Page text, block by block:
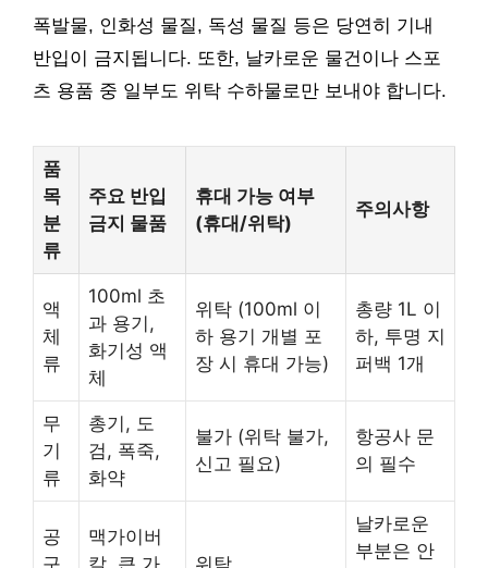
폭발물, 인화성 물질, 독성 물질 등은 당연히 기내
반입이 금지됩니다. 또한, 날카로운 물건이나 스포
츠 용품 중 일부도 위탁 수하물로만 보내야 합니다.
품
목
분
류
주요 반입
금지 물품
휴대 가능 여부
(휴대/위탁)
주의사항
액
체
류
100ml 초
과 용기,
화기성 액
체
위탁 (100ml 이
하 용기 개별 포
장 시 휴대 가능)
총량 1L 이
하, 투명 지
퍼백 1개
무
기
류
총기, 도
검, 폭죽,
화약
불가 (위탁 불가,
신고 필요)
항공사 문
의 필수
공
구
맥가이버
칼, 큰 가
위탁
날카로운
부분은 안